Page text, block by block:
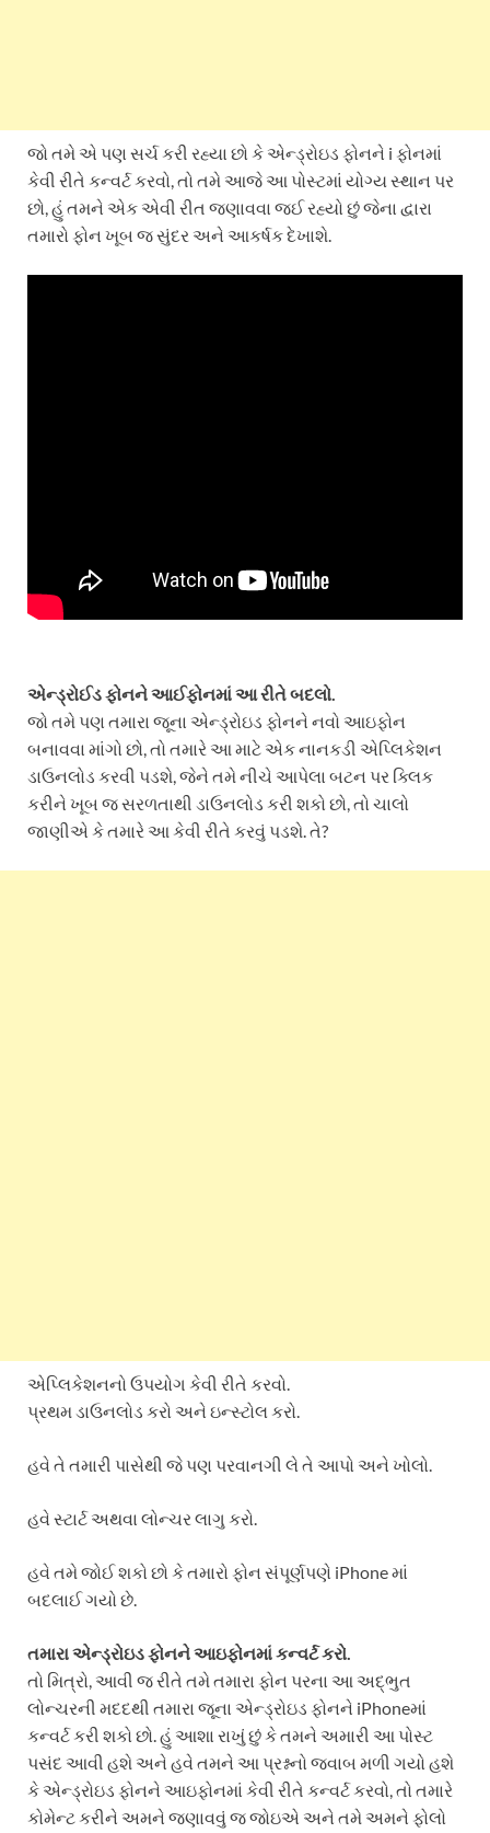
જો તમે એ પણ સર્ચ કરી રહ્યા છો કે એન્ડ્રોઇડ ફોનને i ફોનમાં
કેવી રીતે કન્વર્ટ કરવો, તો તમે આજે આ પોસ્ટમાં યોગ્ય સ્થાન પર
છો, હું તમને એક એવી રીત જણાવવા જઈ રહ્યો છું જેના દ્વારા
તમારો ફોન ખૂબ જ સુંદર અને આકર્ષક દેખાશે.
એન્ડ્રોઈડ ફોનને આઈફોનમાં આ રીતે બદલો.
જો તમે પણ તમારા જૂના એન્ડ્રોઇડ ફોનને નવો આઇફોન
બનાવવા માંગો છો, તો તમારે આ માટે એક નાનકડી એપ્લિકેશન
ડાઉનલોડ કરવી પડશે, જેને તમે નીચે આપેલા બટન પર ક્લિક
કરીને ખૂબ જ સરળતાથી ડાઉનલોડ કરી શકો છો, તો ચાલો
જાણીએ કે તમારે આ કેવી રીતે કરવું પડશે. તે?
એપ્લિકેશનનો ઉપયોગ કેવી રીતે કરવો.
પ્રથમ ડાઉનલોડ કરો અને ઇન્સ્ટોલ કરો.
હવે તે તમારી પાસેથી જે પણ પરવાનગી લે તે આપો અને ખોલો.
હવે સ્ટાર્ટ અથવા લોન્ચર લાગુ કરો.
હવે તમે જોઈ શકો છો કે તમારો ફોન સંપૂર્ણપણે iPhone માં
બદલાઈ ગયો છે.
તમારા એન્ડ્રોઇડ ફોનને આઇફોનમાં કન્વર્ટ કરો.
તો મિત્રો, આવી જ રીતે તમે તમારા ફોન પરના આ અદ્ભુત
લોન્ચરની મદદથી તમારા જૂના એન્ડ્રોઇડ ફોનને iPhoneમાં
કન્વર્ટ કરી શકો છો. હું આશા રાખું છું કે તમને અમારી આ પોસ્ટ
પસંદ આવી હશે અને હવે તમને આ પ્રશ્નનો જવાબ મળી ગયો હશે
કે એન્ડ્રોઇડ ફોનને આઇફોનમાં કેવી રીતે કન્વર્ટ કરવો, તો તમારે
કોમેન્ટ કરીને અમને જણાવવું જ જોઇએ અને તમે અમને ફોલો